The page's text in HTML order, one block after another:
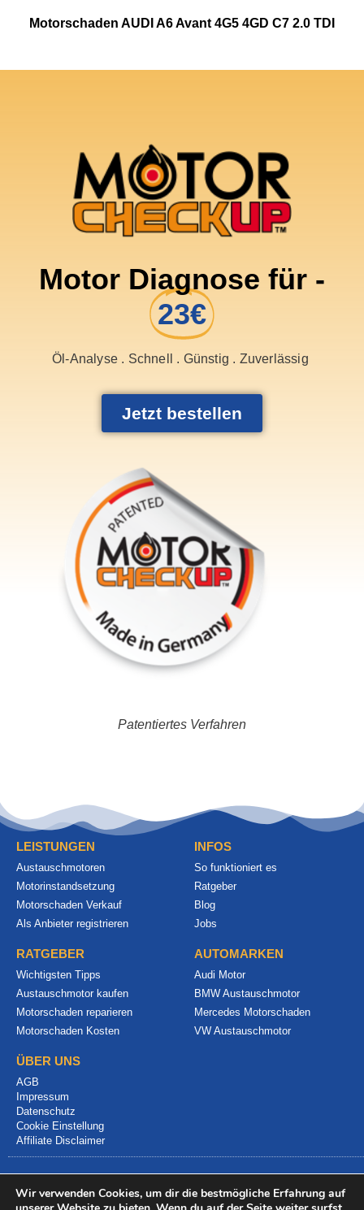
Motorschaden AUDI A6 Avant 4G5 4GD C7 2.0 TDI
Motor Diagnose für -
23€
Öl-Analyse . Schnell . Günstig . Zuverlässig
Jetzt bestellen
Patentiertes Verfahren
LEISTUNGEN
Austauschmotoren
Motorinstandsetzung
Motorschaden Verkauf
Als Anbieter registrieren
INFOS
So funktioniert es
Ratgeber
Blog
Jobs
RATGEBER
Wichtigsten Tipps
Austauschmotor kaufen
Motorschaden reparieren
Motorschaden Kosten
AUTOMARKEN
Audi Motor
BMW Austauschmotor
Mercedes Motorschaden
VW Austauschmotor
ÜBER UNS
AGB
Impressum
Datenschutz
Cookie Einstellung
Affiliate Disclaimer
Wir verwenden Cookies, um dir die bestmögliche Erfahrung auf